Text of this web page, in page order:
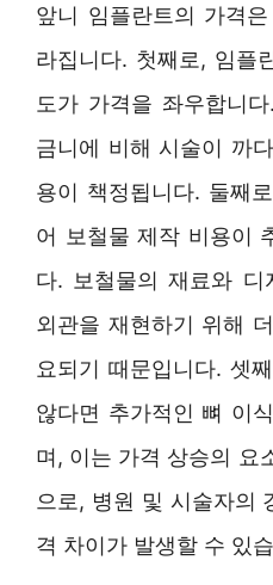
앞니 임플란트의 가격
라집니다. 첫째로, 임플
도가 가격을 좌우합니
금니에 비해 시술이 까
용이 책정됩니다. 둘째
어 보철물 제작 비용이
다. 보철물의 재료와 디
외관을 재현하기 위해
요되기 때문입니다. 셋
않다면 추가적인 뼈 이
며, 이는 가격 상승의 요
으로, 병원 및 시술자의
격 차이가 발생할 수 있